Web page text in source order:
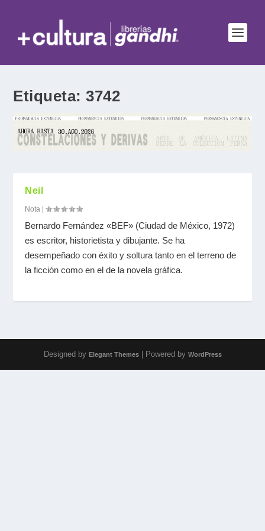
Etiqueta:3742
Neil
Nota |
Bernardo Fernández «BEF» (Ciudad de México, 1972)
es escritor, historietista y dibujante. Se ha
desempeñado con éxito y soltura tanto en el terreno de
la ficción como en el de la novela gráfica.
Designed by Elegant Themes| Powered by WordPress